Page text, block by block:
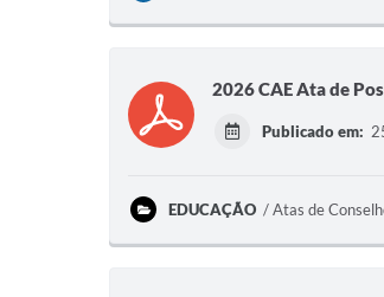
2026 CAE Ata de
Publicado em:
EDUCAÇÃO Atas de